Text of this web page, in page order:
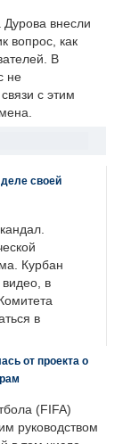
Дурова внесли
вопрос, как
В
не
с этим
своей
Курбан
в
в
от проекта о
(FIFA)
руководством